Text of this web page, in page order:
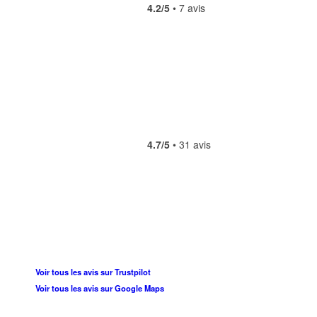
4.2/5 • 7 avis
4.7/5 • 31 avis
Voir tous les avis sur Trustpilot
Voir tous les avis sur Google Maps